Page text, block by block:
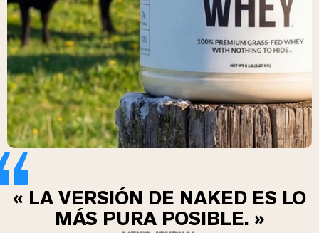
« LA VERSIÓN DE NAKED ES LO
MÁS PURA POSIBLE. »